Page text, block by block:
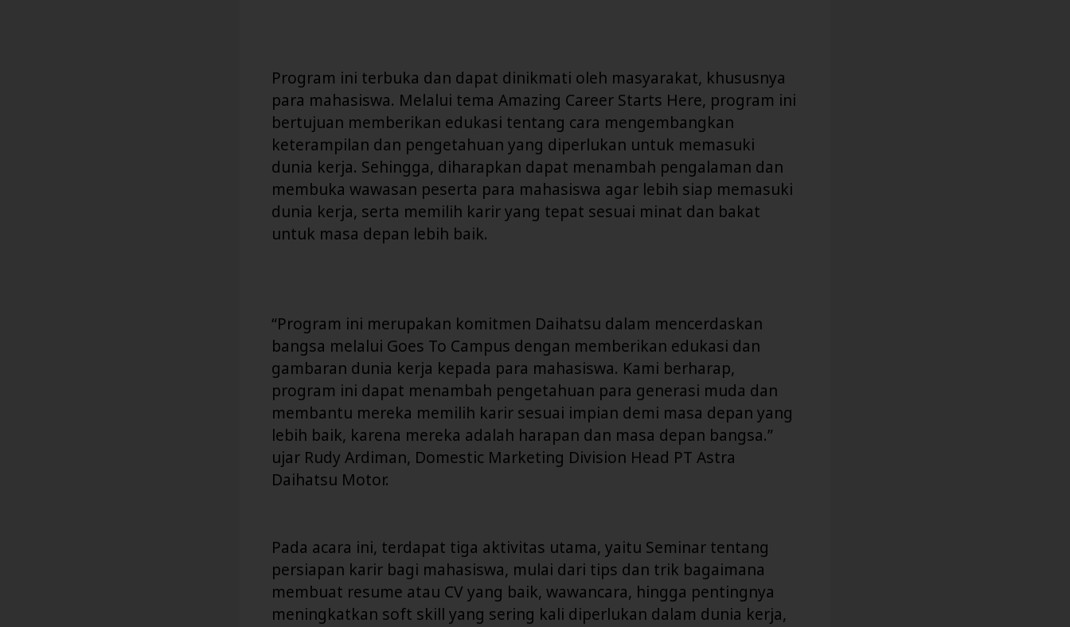
Program ini terbuka dan dapat dinikmati oleh masyarakat, khususnya
para mahasiswa. Melalui tema Amazing Career Starts Here, program ini
bertujuan memberikan edukasi tentang cara mengembangkan
keterampilan dan pengetahuan yang diperlukan untuk memasuki
dunia kerja. Sehingga, diharapkan dapat menambah pengalaman dan
membuka wawasan peserta para mahasiswa agar lebih siap memasuki
dunia kerja, serta memilih karir yang tepat sesuai minat dan bakat
untuk masa depan lebih baik.
“Program ini merupakan komitmen Daihatsu dalam mencerdaskan
bangsa melalui Goes To Campus dengan memberikan edukasi dan
gambaran dunia kerja kepada para mahasiswa. Kami berharap,
program ini dapat menambah pengetahuan para generasi muda dan
membantu mereka memilih karir sesuai impian demi masa depan yang
lebih baik, karena mereka adalah harapan dan masa depan bangsa.”
ujar Rudy Ardiman, Domestic Marketing Division Head PT Astra
Daihatsu Motor.
Pada acara ini, terdapat tiga aktivitas utama, yaitu Seminar tentang
persiapan karir bagi mahasiswa, mulai dari tips dan trik bagaimana
membuat resume atau CV yang baik, wawancara, hingga pentingnya
meningkatkan soft skill yang sering kali diperlukan dalam dunia kerja,